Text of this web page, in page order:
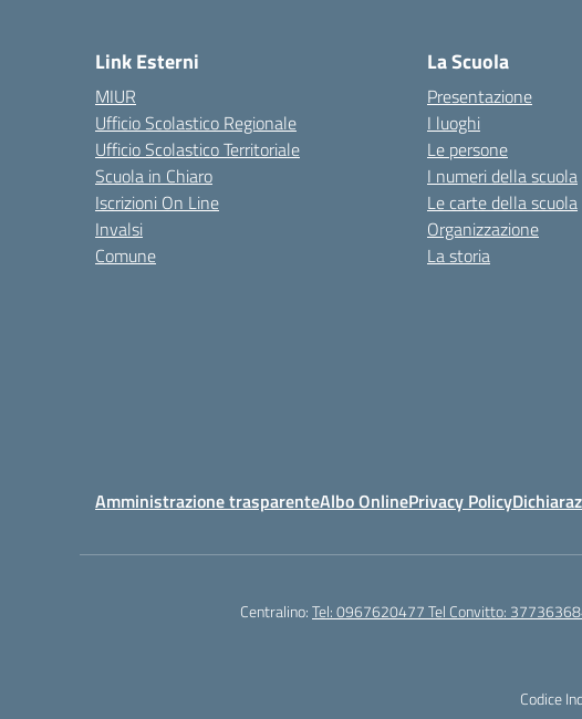
Link Esterni
MIUR
Ufficio Scolastico Regionale
Ufficio Scolastico Territoriale
Scuola in Chiaro
Iscrizioni On Line
Invalsi
Comune
La Scuola
Presentazione
I luoghi
Le persone
I numeri della scuola
Le carte della scuola
Organizzazione
La storia
Amministrazione trasparenteAlbo OnlinePrivacy Policy
Centralino:Tel: 0967620477 Tel Convitto:
Codice